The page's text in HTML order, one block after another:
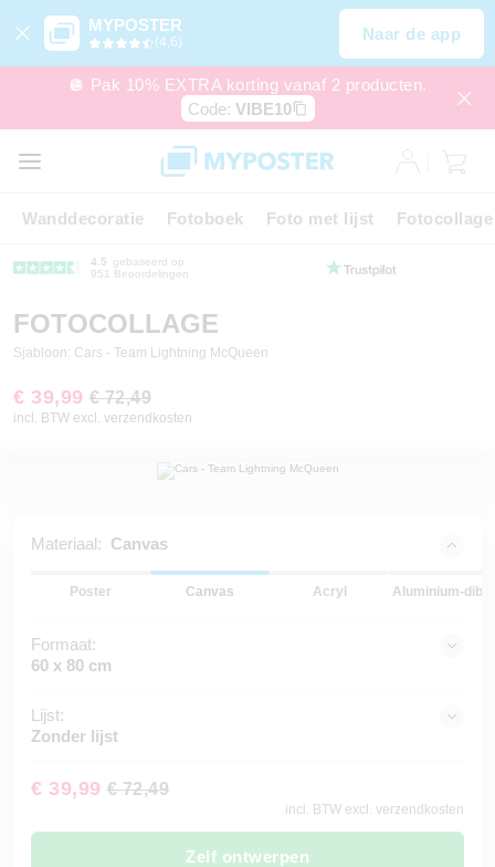
MYPOSTER
(4,6) Naar de app
🪩 Pak 10% EXTRA korting vanaf 2 producten.
Code: VIBE10
Wanddecoratie Fotoboek Foto met lijst Fotocollage
4.5
gebaseerd op
951 Beoordelingen
FOTOCOLLAGE
Sjabloon: Cars - Team Lightning McQueen
€ 39,99 € 72,49
incl. BTW excl. verzendkosten
Materiaal: Canvas
Poster Canvas Acryl Aluminium-
Formaat:
60 x 80 cm
Lijst:
Zonder lijst
€ 39,99 € 72,49
incl. BTW excl. verzendkosten
Zelf ontwerpen